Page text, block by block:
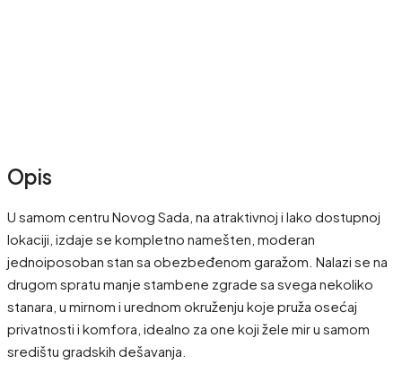
Opis
U samom centru Novog Sada, na atraktivnoj i lako dostupnoj
lokaciji, izdaje se kompletno namešten, moderan
jednoiposoban stan sa obezbeđenom garažom. Nalazi se na
drugom spratu manje stambene zgrade sa svega nekoliko
stanara, u mirnom i urednom okruženju koje pruža osećaj
privatnosti i komfora, idealno za one koji žele mir u samom
središtu gradskih dešavanja.